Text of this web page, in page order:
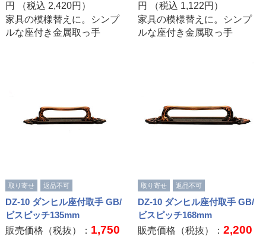
円 （税込 2,420円）
家具の模様替えに。シンプ
ルな座付き金属取っ手
円 （税込 1,122円）
家具の模様替えに。シンプ
ルな座付き金属取っ手
取り寄せ 返品不可
DZ-10 ダンヒル座付取手 GB/
ビスピッチ135mm
販売価格（税抜）： 1,750
取り寄せ 返品不可
DZ-10 ダンヒル座付取手 GB/
ビスピッチ168mm
販売価格（税抜）：2,200